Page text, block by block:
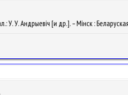
У. Андрыевіч [и др.]. – Мінск :